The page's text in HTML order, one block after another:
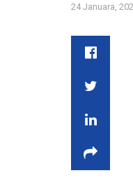
24 Januara,